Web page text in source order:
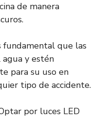
de manera
fundamental que las
y estén
para su uso en
tipo de accidente.
por luces LED